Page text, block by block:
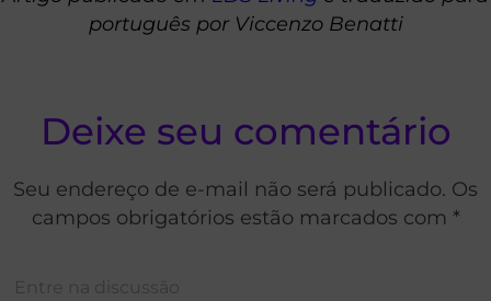
português por Viccenzo Benatti
Deixe seu comentário
Seu endereço de e-mail não será publicado. Os
campos obrigatórios estão marcados com *